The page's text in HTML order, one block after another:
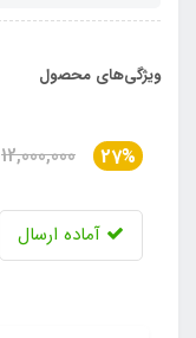
ویژگی‌های محصول
27%
12,000,000
آماده ارسال